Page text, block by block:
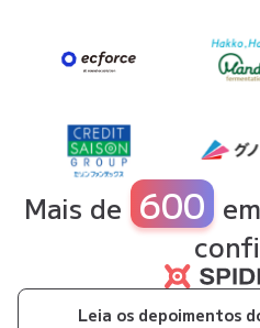
Mais de 600
Leia os depoimentos